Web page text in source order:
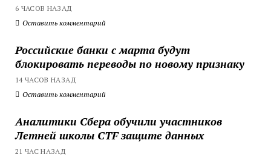
6 ЧАСОВ НАЗАД
Оставить комментарий
Российские банки с марта будут
блокировать переводы по новому признаку
14 ЧАСОВ НАЗАД
Оставить комментарий
Аналитики Сбера обучили участников
Летней школы CTF защите данных
21 ЧАС НАЗАД